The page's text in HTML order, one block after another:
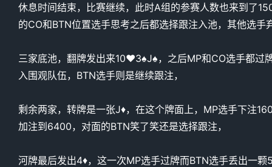
休息时间结束，比赛继续，此时A组的参赛人数也来到了
的CO和BTN位置选手思考之后都选择跟注入池，其他选手
三家底池，翻牌发出来10♥️3♠️J♠️，之后MP和CO选手都
入围观队伍，BTN选手则是继续跟注，
剩余两家，转牌是一张J♦️，在这个牌面上，MP选手下注
加注到6400，对面的BTN笑了笑还是选择跟注，
河牌最后发出4♦️，这一次MP选手过牌而BTN选手丢出一